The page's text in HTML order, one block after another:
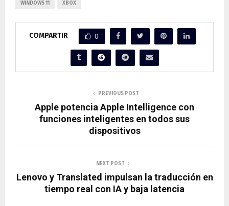
WINDOWS 11 XBOX
COMPARTIR 0
PREVIOUS POST
Apple potencia Apple Intelligence con
funciones inteligentes en todos sus
dispositivos
NEXT POST
Lenovo y Translated impulsan la traducción en
tiempo real con IA y baja latencia